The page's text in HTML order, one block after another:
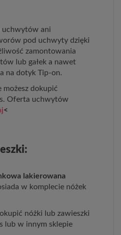
uchwytów ani
pod uchwyty dzięki
zamontowania
lub gałek a nawet
na dotyk Tip-on.
dokupić
Oferta uchwytów
<
lakierowana
w komplecie nóżek
nóżki lub zawieszki
lub w innym sklepie